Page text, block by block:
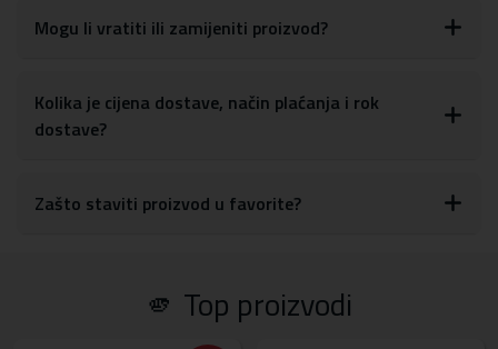
maks. 30W
Izlazna struja USB1/USB2: 5V/3A, 9V/2A, 12V/1.5A, maks. 18 W
Dužina produžnog kabela: 50cm
Boja: Crna
Mogu li vratiti ili zamijeniti proizvod?
Kolika je cijena dostave, način plaćanja i rok
dostave?
Zašto staviti proizvod u favorite?
🫵 Top proizvodi